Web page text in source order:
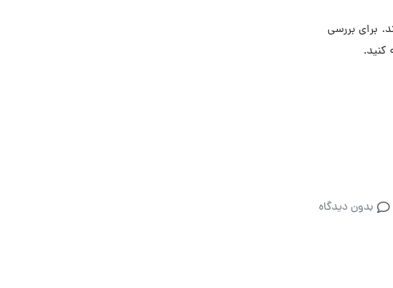
برای بررسی
کنید.
بدون دیدگاه